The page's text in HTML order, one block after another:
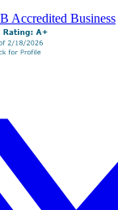
Accredited Business